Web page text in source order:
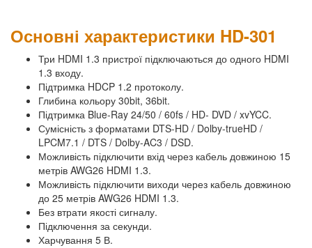
Основні характеристики HD-301
Три HDMI 1.3 пристрої підключаються до одного HDMI
1.3 входу.
Підтримка HDCP 1.2 протоколу.
Глибина кольору 30bit, 36bit.
Підтримка Blue-Ray 24/50 / 60fs / HD- DVD / xvYCC.
Сумісність з форматами DTS-HD / Dolby-trueHD /
LPCM7.1 / DTS / Dolby-AC3 / DSD.
Можливість підключити вхід через кабель довжиною 15
метрів AWG26 HDMI 1.3.
Можливість підключити виходи через кабель довжиною
до 25 метрів AWG26 HDMI 1.3.
Без втрати якості сигналу.
Підключення за секунди.
Харчування 5 В.